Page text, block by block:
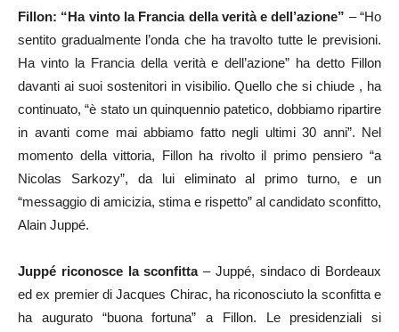
Fillon: “Ha vinto la Francia della verità e dell’azione” – “Ho
sentito gradualmente l’onda che ha travolto tutte le previsioni.
Ha vinto la Francia della verità e dell’azione” ha detto Fillon
davanti ai suoi sostenitori in visibilio. Quello che si chiude , ha
continuato, “è stato un quinquennio patetico, dobbiamo ripartire
in avanti come mai abbiamo fatto negli ultimi 30 anni”. Nel
momento della vittoria, Fillon ha rivolto il primo pensiero “a
Nicolas Sarkozy”, da lui eliminato al primo turno, e un
“messaggio di amicizia, stima e rispetto” al candidato sconfitto,
Alain Juppé.
Juppé riconosce la sconfitta– Juppé, sindaco di Bordeaux
ed ex premier di Jacques Chirac, ha riconosciuto la sconfitta e
ha augurato “buona fortuna” a Fillon. Le presidenziali si